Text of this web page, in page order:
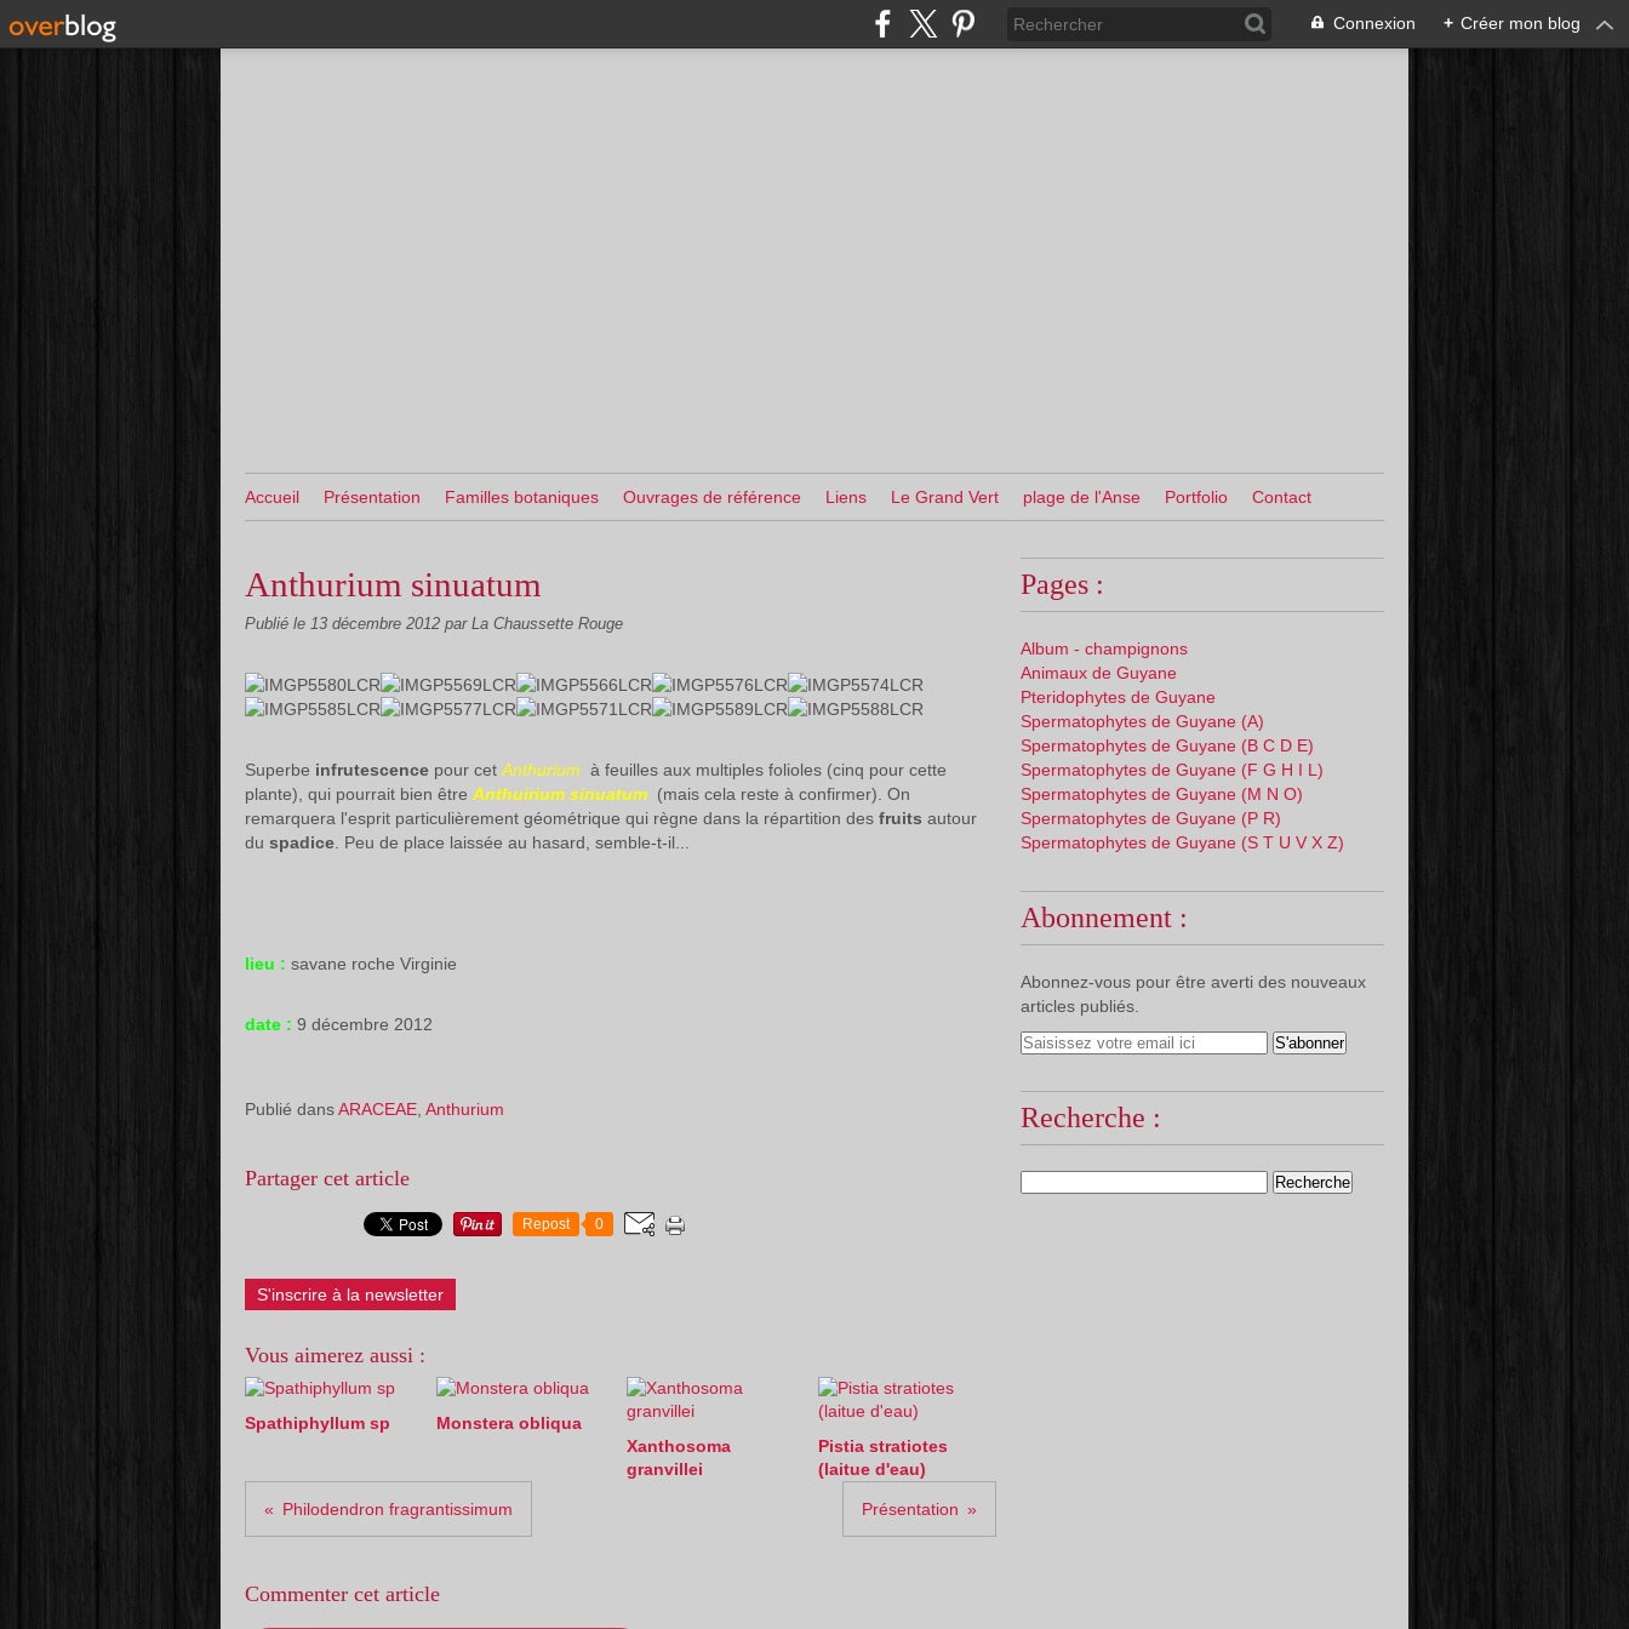
Connexion + Créer mon blog
Accueil Présentation Familles botaniques Ouvrages de référence Liens Le Grand Vert plage de l'Anse Portfolio Contact
Anthurium sinuatum
Publié le 13 décembre 2012 par La Chaussette Rouge
Superbe infrutescence pour cet Anthurium à feuilles aux multiples folioles (cinq pour cette
plante), qui pourrait bien être Anthuirium sinuatum (mais cela reste à confirmer). On
remarquera l'esprit particulièrement géométrique qui règne dans la répartition des fruits autour
du spadice . Peu de place laissée au hasard, semble-t-il...
lieu : savane roche Virginie
date : 9 décembre 2012
Publié dansARACEAE Anthurium
Partager cet article
Repost 0
S'inscrire à la newsletter
Vous aimerez aussi :
Spathiphyllum sp
Monstera obliqua
Xanthosoma
granvillei
Pistia stratiotes
(laitue d'eau)
Philodendron fragrantissimum Présentation
Commenter cet article
Pages :
Album - champignons
Animaux de Guyane
Pteridophytes de Guyane
Spermatophytes de Guyane (A)
Spermatophytes de Guyane (B C D E)
Spermatophytes de Guyane (F G H I L)
Spermatophytes de Guyane (M N O)
Spermatophytes de Guyane (P R)
Spermatophytes de Guyane (S T U V X Z)
Abonnement :
Abonnez-vous pour être averti des nouveaux
articles publiés.
Recherche :